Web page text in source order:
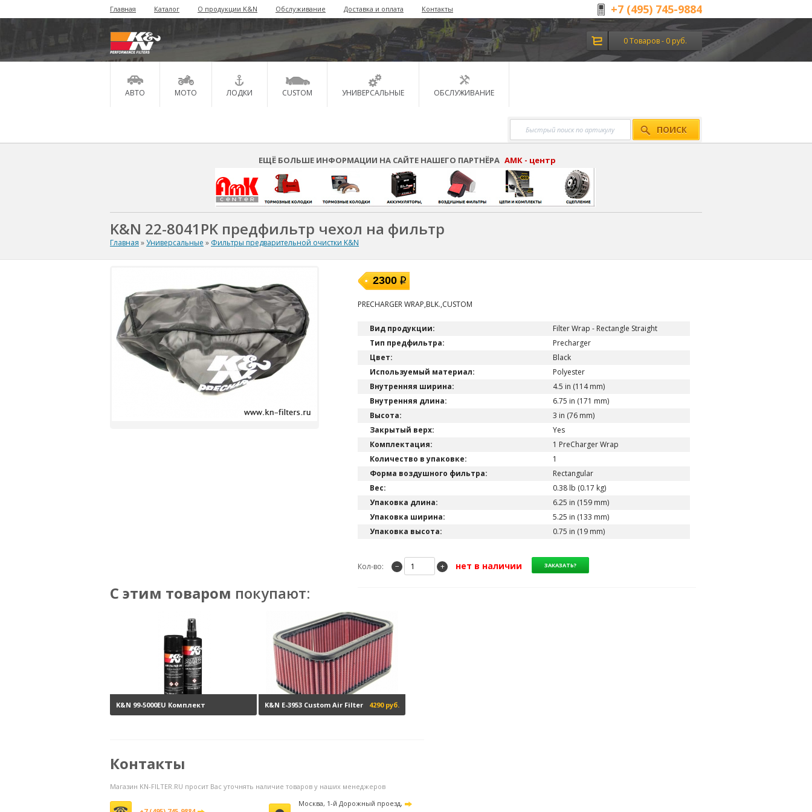
Главная Каталог О продукции K&N Обслуживание Доставка и оплата Контакты +7 (495) 745-9884
0 Товаров - 0 руб.
АВТО МОТО ЛОДКИ CUSTOM УНИВЕРСАЛЬНЫЕ ОБСЛУЖИВАНИЕ
ПОИСК
ЕЩЁ БОЛЬШЕ ИНФОРМАЦИИ НА САЙТЕ НАШЕГО ПАРТНЁРА АМК - центр
K&N 22-8041PK предфильтр чехол на фильтр
Главная »Универсальные » Фильтры предварительной очистки K&N
2300
PRECHARGER WRAP,BLK.,CUSTOM
Вид продукции:
Filter Wrap - Rectangle Straight
Тип предфильтра:
Precharger
Цвет:
Black
Используемый материал:
Polyester
Внутренняя ширина:
4.5 in (114 mm)
Внутренняя длина:
6.75 in (171 mm)
Высота:
3 in (76 mm)
Закрытый верх:
Yes
Комплектация:
1 PreCharger Wrap
Количество в упаковке:
1
Форма воздушного фильтра:
Rectangular
Вес:
0.38 lb (0.17 kg)
Упаковка длина:
6.25 in (159 mm)
Упаковка ширина:
5.25 in (133 mm)
Упаковка высота:
0.75 in (19 mm)
Кол-во: − + нет в наличии
С этим товаром покупают:
K&N 99-5000EU Комплект K&N E-3953 Custom Air Filter 4290 руб.
Контакты
Магазин KN-FILTER.RU просит Вас уточнять наличие товаров у наших менеджеров
Москва, 1-й Дорожный проезд,